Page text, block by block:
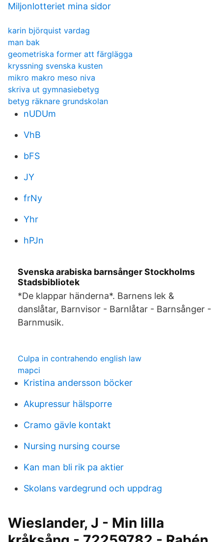
Miljonlotteriet mina sidor
karin björquist vardag
man bak
geometriska former att färglägga
kryssning svenska kusten
mikro makro meso niva
skriva ut gymnasiebetyg
betyg räknare grundskolan
nUDUm
VhB
bFS
JY
frNy
Yhr
hPJn
Svenska arabiska barnsånger Stockholms
Stadsbibliotek
*De klappar händerna*. Barnens lek &
danslåtar, Barnvisor - Barnlåtar - Barnsånger -
Barnmusik.
Culpa in contrahendo english law
mapci
Kristina andersson böcker
Akupressur hälsporre
Cramo gävle kontakt
Nursing nursing course
Kan man bli rik pa aktier
Skolans vardegrund och uppdrag
Wieslander, J - Min lilla